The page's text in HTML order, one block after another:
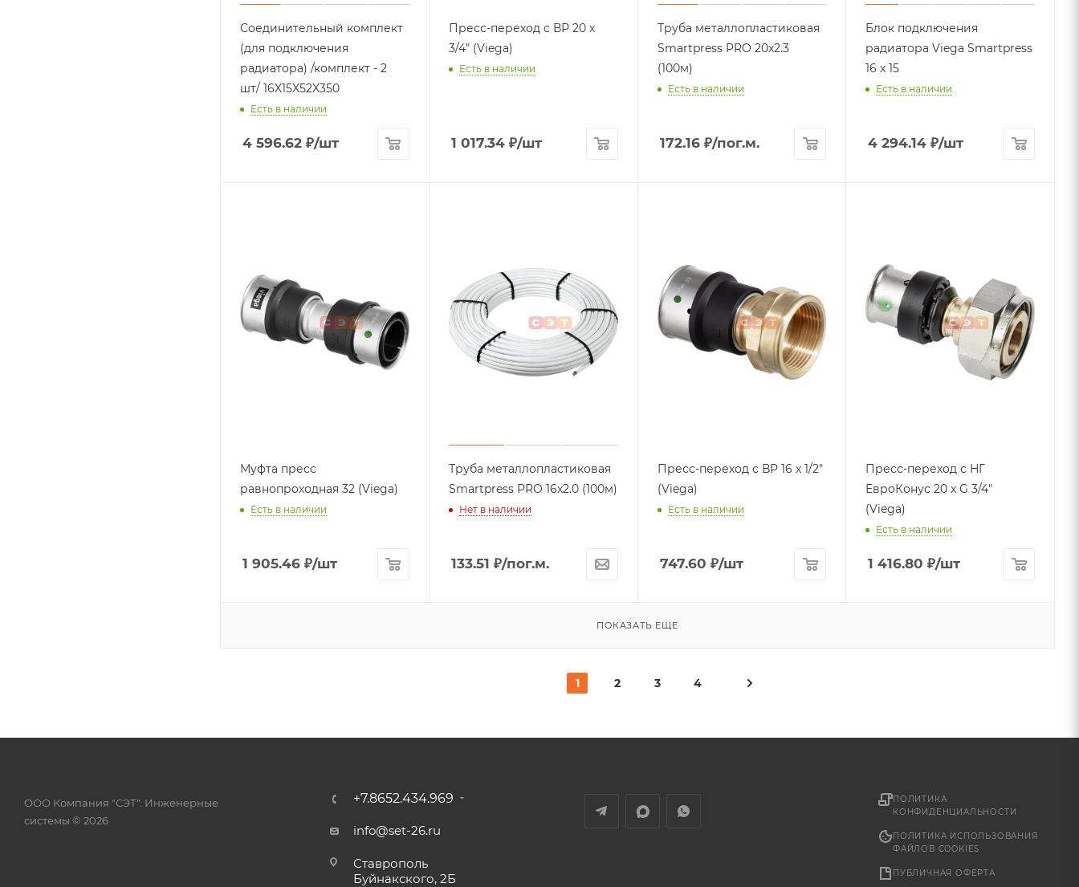
Соединительный комплект
(для подключения
радиатора) /комплект - 2
шт/ 16X15X52X350
Есть в наличии
4 596.62 ₽/шт
Пресс-переход с ВР 20 х
3/4" (Viega)
Есть в наличии
1 017.34₽/шт
Труба металлопластиковая
Smartpress PRO 20х2.3
(100м)
Есть в наличии
172.16₽/пог.м.
Блок подключения
радиатора Viega Smartpress
16 x 15
Есть в наличии
4 294.14 ₽/шт
Муфта пресс
равнопроходная 32 (Viega)
Есть в наличии
1 905.46 ₽/шт
Труба металлопластиковая
Smartpress PRO 16х2.0 (100м)
Нет в наличии
133.51 ₽/пог.м.
Пресс-переход с ВР 16 х 1/2"
(Viega)
Есть в наличии
747.60 ₽/шт
Пресс-переход с НГ
ЕвроКонус 20 x G 3/4"
(Viega)
Есть в наличии
1 416.80 ₽/шт
ПОКАЗАТЬ ЕЩЕ
1 2 3 4
ООО Компания "СЭТ". Инженерные
системы © 2026
+7.8652.434.969
info@set-26.ru
Ставрополь
Буйнакского, 2Б
ПОЛИТИКА
КОНФИДЕНЦИАЛЬНОСТИ
ПОЛИТИКА ИСПОЛЬЗОВАНИЯ
ФАЙЛОВ COOKIES
ПУБЛИЧНАЯ ОФЕРТА